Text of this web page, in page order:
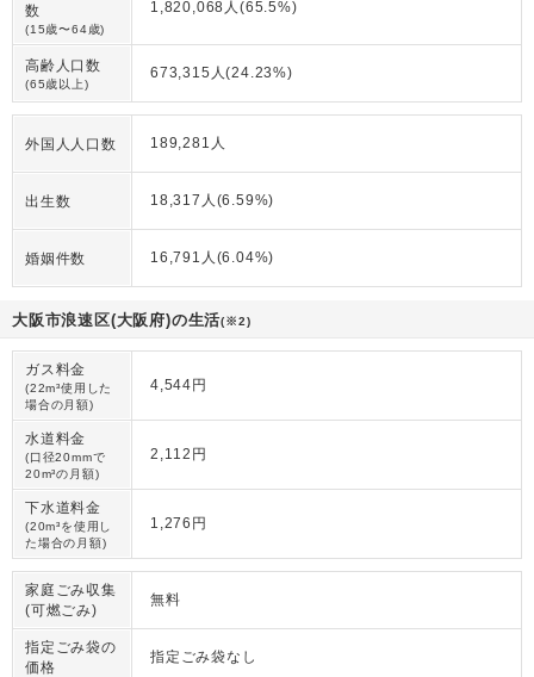
数
(15歳〜64歳)
1,820,068人(65.5%)
高齢人口数
(65歳以上)
673,315人(24.23%)
外国人人口数 189,281人
出生数 18,317人(6.59%)
婚姻件数 16,791人(6.04%)
大阪市浪速区(大阪府)の生活(※2)
ガス料金
(22m³使用した
場合の月額)
4,544円
水道料金
(口径20mmで
20m³の月額)
2,112円
下水道料金
(20m³を使用し
た場合の月額)
1,276円
家庭ごみ収集
(可燃ごみ)
無料
指定ごみ袋の
価格
指定ごみ袋なし